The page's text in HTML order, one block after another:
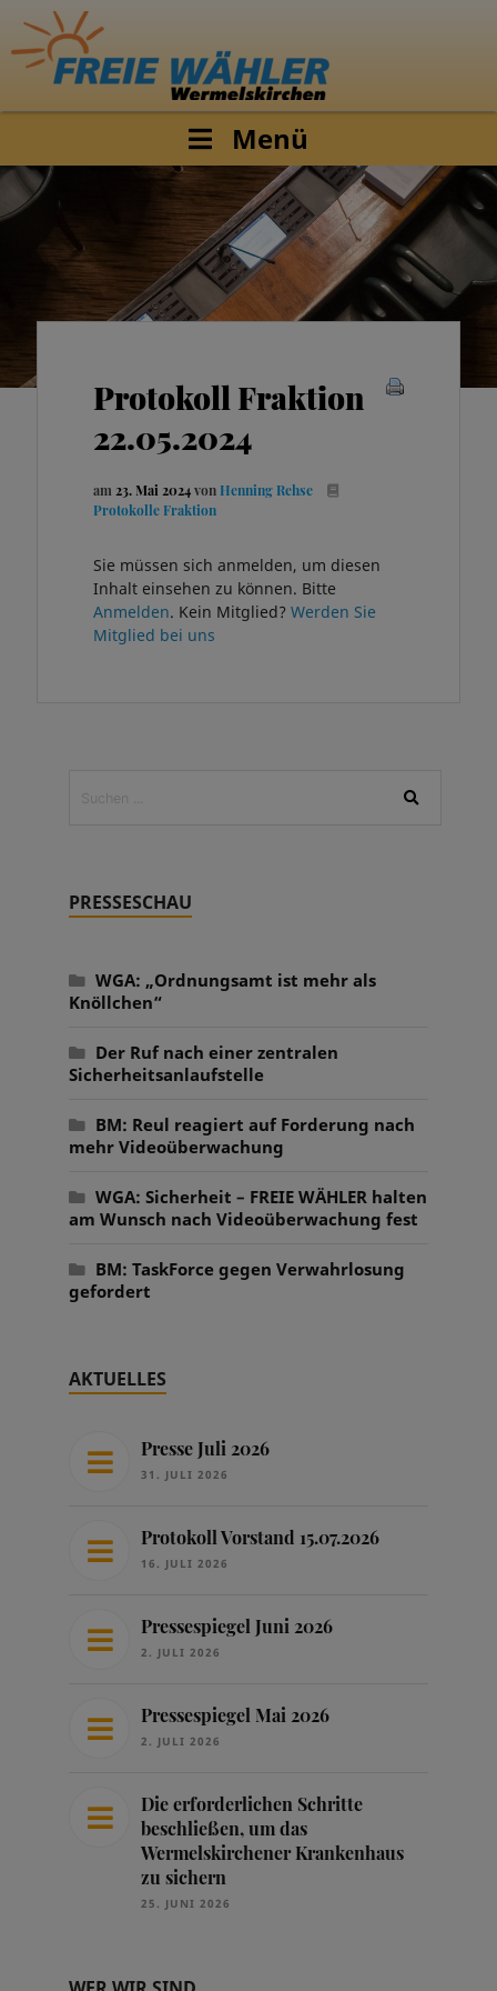
Menü
Protokoll Fraktion
22.05.2024
am 23. Mai 2024von Henning Rehse
Protokolle Fraktion
Sie müssen sich anmelden, um diesen
Inhalt einsehen zu können. Bitte
Anmelden. Kein Mitglied? Werden Sie
Mitglied bei uns
PRESSESCHAU
WGA: „Ordnungsamt ist mehr als
Knöllchen“
Der Ruf nach einer zentralen
Sicherheitsanlaufstelle
BM: Reul reagiert auf Forderung nach
mehr Videoüberwachung
WGA: Sicherheit – FREIE WÄHLER halten
am Wunsch nach Videoüberwachung fest
BM: TaskForce gegen Verwahrlosung
gefordert
AKTUELLES
Presse Juli 2026
31. JULI 2026
Protokoll Vorstand 15.07.2026
16. JULI 2026
Pressespiegel Juni 2026
2. JULI 2026
Pressespiegel Mai 2026
2. JULI 2026
Die erforderlichen Schritte
beschließen, um das
Wermelskirchener Krankenhaus
zu sichern
25. JUNI 2026